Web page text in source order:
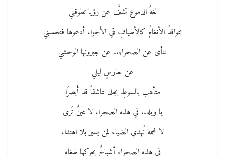
لغةُ الدموعِ تشفُّ عن رؤيا تطوقني
تتوافدُ الأنغامُ كالأطيافِ في الأجواء أدعوها فتحملني
تنأى عن الصحراءِ.. عن جبروتها الوحشي
عن حارسٍ ليلي
متأهب بالسوطِ يجلد عاشقاً قد أَبصرَا
يا ويله.. في هذه الصحراء لا عينٌ تَرى
لا نجمة تُهدي الضياء لمن يسير بلا اهتداء
في هذه الصحراء أشباحٌ يحركها طغاه